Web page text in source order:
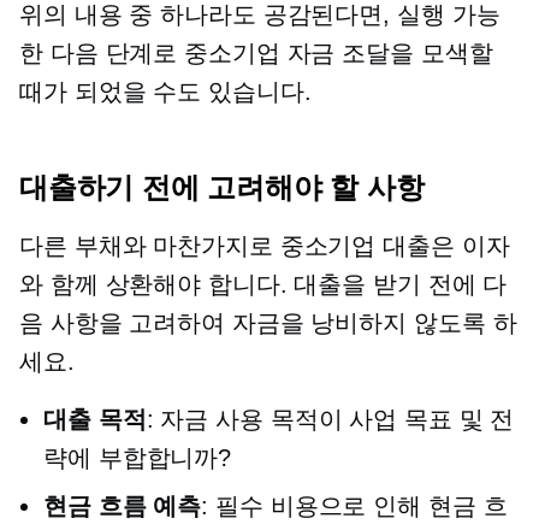
위의 내용 중 하나라도 공감된다면, 실행 가능
한 다음 단계로 중소기업 자금 조달을 모색할
때가 되었을 수도 있습니다.
대출하기 전에 고려해야 할 사항
다른 부채와 마찬가지로 중소기업 대출은 이자
와 함께 상환해야 합니다. 대출을 받기 전에 다
음 사항을 고려하여 자금을 낭비하지 않도록 하
세요.
대출 목적: 자금 사용 목적이 사업 목표 및 전
략에 부합합니까?
현금 흐름 예측: 필수 비용으로 인해 현금 흐